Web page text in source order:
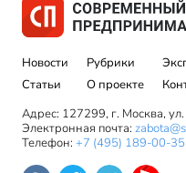
Новости
Статьи
Рубрики
О проекте
Адрес: 127299, г. Москва,
Электронная почта:
Телефон: +7 (495) 189-00-35